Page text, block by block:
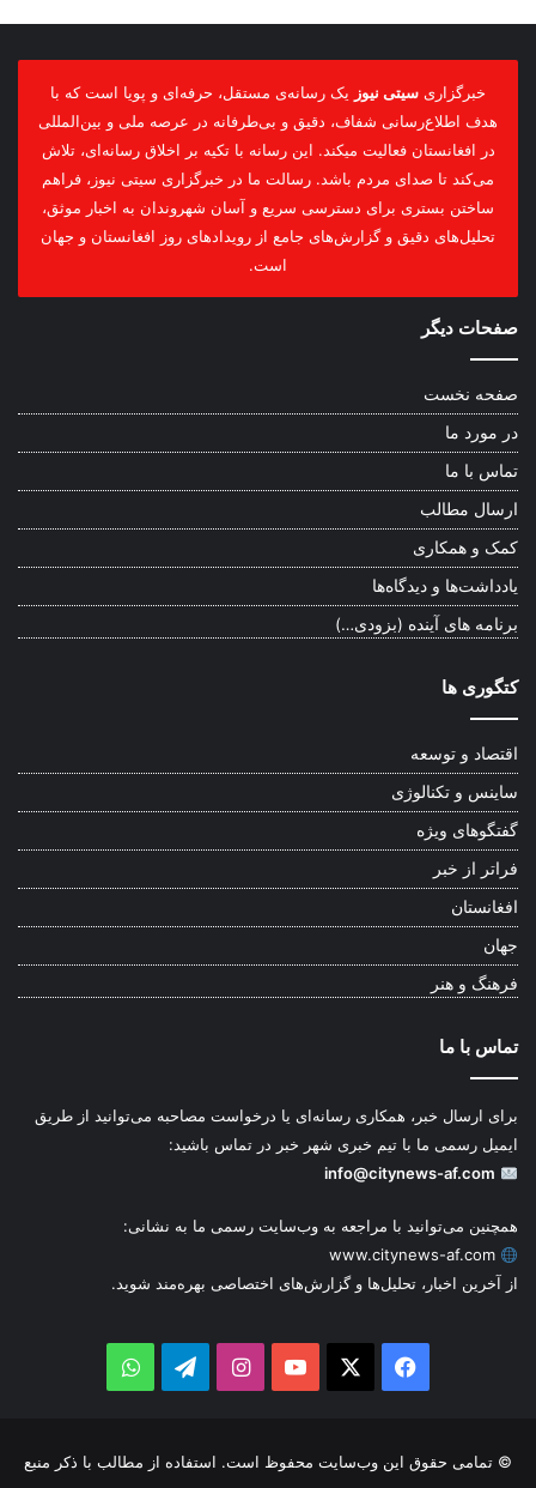
خبرگزاری سیتی نیوز یک رسانه‌ی مستقل، حرفه‌ای و پویا است که با
هدف اطلاع‌رسانی شفاف، دقیق و بی‌طرفانه در عرصه ملی و بین‌المللی
در افغانستان فعالیت میکند. این رسانه با تکیه بر اخلاق رسانه‌ای، تلاش
می‌کند تا صدای مردم باشد. رسالت ما در خبرگزاری سیتی نیوز، فراهم
ساختن بستری برای دسترسی سریع و آسان شهروندان به اخبار موثق،
تحلیل‌های دقیق و گزارش‌های جامع از رویدادهای روز افغانستان و جهان
است.
صفحات دیگر
صفحه نخست
در مورد ما
تماس با ما
ارسال مطالب
کمک و همکاری
یادداشت‌ها و دیدگاه‌ها
برنامه های آینده (بزودی…)
کتگوری ها
اقتصاد و توسعه
ساینس و تکنالوژی
گفتگوهای ویژه
فراتر از خبر
افغانستان
جهان
فرهنگ و هنر
تماس با ما
برای ارسال خبر، همکاری رسانه‌ای یا درخواست مصاحبه می‌توانید از طریق
ایمیل رسمی ما با تیم خبری شهر خبر در تماس باشید:
info@citynews-af.com
همچنین می‌توانید با مراجعه به وب‌سایت رسمی ما به نشانی:
www.citynews-af.com
از آخرین اخبار، تحلیل‌ها و گزارش‌های اختصاصی بهره‌مند شوید.
Facebook
YouTube
Instagram
Telegram
WhatsApp
© تمامی حقوق این وب‌سایت محفوظ است. استفاده از مطالب با ذکر منبع